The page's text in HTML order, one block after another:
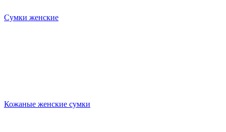
Сумки женские
Кожаные женские сумки